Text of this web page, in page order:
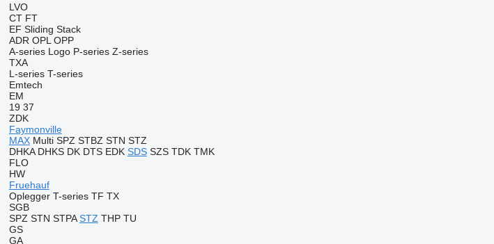
LVO
CT FT
EF Sliding Stack
ADR OPL OPP
A-series Logo P-series Z-series
TXA
L-series T-series
Emtech
EM
19 37
ZDK
Faymonville
MAX Multi SPZ STBZ STN STZ
DHKA DHKS DK DTS EDK SDS SZS TDK TMK
FLO
HW
Fruehauf
Oplegger T-series TF TX
SGB
SPZ STN STPA STZ THP TU
GS
GA